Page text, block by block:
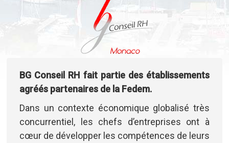
BG Conseil RH fait partie des établissements
agréés partenaires de la Fedem.
Dans un contexte économique globalisé très
concurrentiel, les chefs d’entreprises ont à
cœur de développer les compétences de leurs